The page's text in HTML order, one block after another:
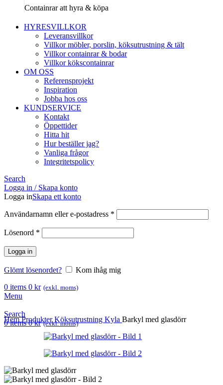
Containrar att hyra & köpa
HYRESVILLKOR
Leveransvillkor
Villkor möbler, porslin, köksutrustning & tält
Villkor containrar & bodar
Villkor kökscontainrar
OM OSS
Referensprojekt
Inspiration
Jobba hos oss
KUNDSERVICE
Kontakt
Öppettider
Hitta hit
Hur beställer jag?
Vanliga frågor
Integritetspolicy
Search
Logga in / Skapa konto
Logga inSkapa ett konto
Användarnamn eller e-postadress *
Lösenord *
Logga in
Glömt lösenordet?
Kom ihåg mig
0 items 0 kr (exkl. moms)
Menu
Search
0items 0kr (exkl. moms)
HemProdukterKöksutrustning Kyla Barkyl med glasdörr